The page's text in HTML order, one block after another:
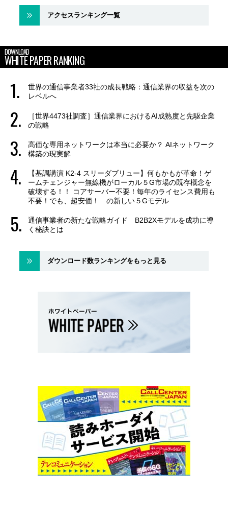
アクセスランキング一覧
DOWNLOAD
WHITE PAPER RANKING
世界の通信事業者33社の成長戦略：通信業界の収益を次の
レベルへ
［世界4473社調査］通信業界におけるAI成熟度と先駆企業
の戦略
高価な専用ネットワークは本当に必要か？ AIネットワーク
構築の現実解
【基調講演 K2-4 スリーダブリュー】何もかもが革命！ゲ
ームチェンジャー無線機がローカル５G市場の既存概念を
破壊する！！ コアサーバー不要！毎年のライセンス費用も
不要！でも、超安価！ の新しい５Gモデル
通信事業者の新たな戦略ガイド B2B2Xモデルを成功に導
く秘訣とは
ダウンロード数ランキングをもっと見る